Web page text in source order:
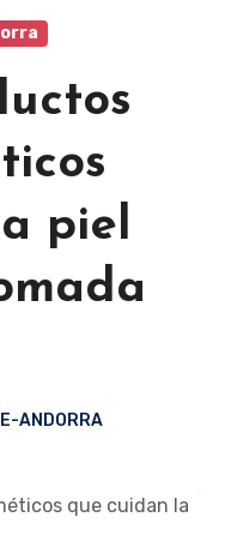
piel
ANDORRA